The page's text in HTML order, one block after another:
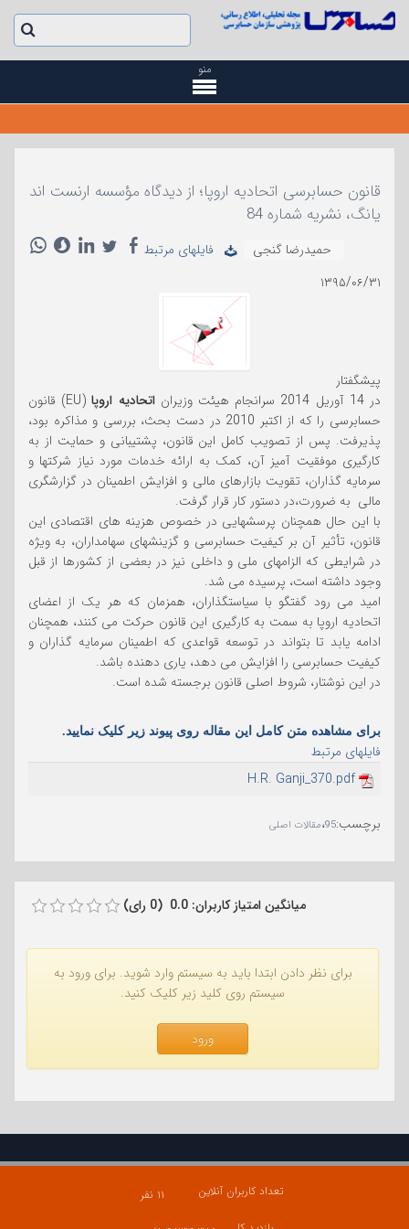
منو
قانون حسابرسی اتحادیه اروپا؛ از دیدگاه مؤسسه ارنست اند
یانگ، نشریه شماره 84
حمیدرضا گنجی
فایلهای مرتبط
۱۳۹۵/۰۶/۳۱
پیشگفتار
در 14 آوریل 2014 سرانجام هیئت وزیران
اتحادیه اروپا
(EU) قانون
حسابرسی را که از اکتبر 2010 در دست بحث، بررسی و مذاکره بود،
پذیرفت. پس از تصویب کامل این قانون، پشتیبانی و حمایت از به
کارگیری موفقیت آمیز آن، کمک به ارائه خدمات مورد نیاز شرکتها و
سرمایه گذاران، تقویت بازارهای مالی و افزایش اطمینان در گزارشگری
مالی به ضرورت،در دستور کار قرار گرفت.
با این حال همچنان پرسشهایی در خصوص هزینه های اقتصادی این
قانون، تأثیر آن بر کیفیت حسابرسی و گزینشهای سهامداران، به ویژه
در شرایطی که الزامهای ملی و داخلی نیز در بعضی از کشورها از قبل
وجود داشته است، پرسیده می شد.
امید می رود گفتگو با سیاستگذاران، همزمان که هر یک از اعضای
اتحادیه اروپا به سمت به کارگیری این قانون حرکت می کنند، همچنان
ادامه یابد تا بتواند در توسعه قواعدی که اطمینان سرمایه گذاران و
کیفیت حسابرسی را افزایش می دهد، یاری دهنده باشد.
در این نوشتار، شروط اصلی قانون برجسته شده است.
برای مشاهده متن کامل این مقاله روی پیوند زیر کلیک نمایید.
فایلهای مرتبط
H.R. Ganji_370.pdf
برچسب:
95،مقالات اصلی
میانگین امتیاز کاربران: 0.0 (0 رای)
برای نظر دادن ابتدا باید به سیستم وارد شوید. برای ورود به
سیستم روی کلید زیر کلیک کنید.
ورود
تعداد کاربران آنلاین
۱۱ نفر